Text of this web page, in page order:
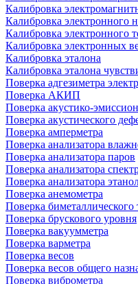
Калибровка
Калибровка электронного
Калибровка электронного
Калибровка электронных
Калибровка эталона
Калибровка эталона
Поверка адгезиметра
Поверка АКИП
Поверка акустико-
Поверка акустического
Поверка амперметра
Поверка анализатора
Поверка анализатора паров
Поверка анализатора
Поверка анализатора
Поверка анемометра
Поверка
Поверка брускового уровня
Поверка вакуумметра
Поверка варметра
Поверка весов
Поверка весов общего
Поверка виброметра